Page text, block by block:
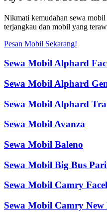
Nikmati kemudahan sewa
terjangkau dan mobil yang
Pesan Mobil Sekarang!
Sewa Mobil Alphard
Sewa Mobil Alphard
Sewa Mobil Alphard
Sewa Mobil Avanza
Sewa Mobil Baleno
Sewa Mobil Big Bus
Sewa Mobil Camry
Sewa Mobil Camry New